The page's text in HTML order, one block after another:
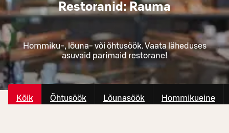
Restoranid: Rauma
Hommiku-, lõuna- või õhtusöök. Vaata läheduses
asuvaid parimaid restorane!
Kõik Õhtusöök Lõunasöök Hommikueine